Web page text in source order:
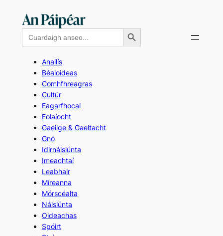
contentSearch
for:
Search Button
Anailís
Béaloideas
Comhfhreagras
Cultúr
Eagarfhocal
Eolaíocht
Gaeilge & Gaeltacht
Gnó
Idirnáisiúnta
Imeachtaí
Leabhair
Míreanna
Mórscéalta
Náisiúnta
Oideachas
Spóirt